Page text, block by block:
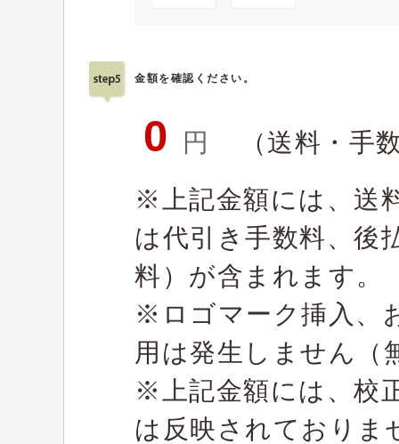
金額を確認ください。
0 円
（送料・手
※上記金額には、送
は代引き手数料、後
料）が含まれます。
※ロゴマーク挿入、
用は発生しません（
※上記金額には、校
は反映されておりま